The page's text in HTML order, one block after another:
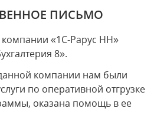
ПИСЬМО
«1С-Рарус НН»
8».
компании нам были
по оперативной отгрузке
оказана помощь в ее